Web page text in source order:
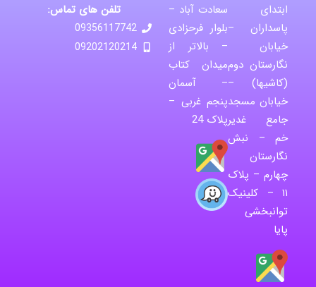
ابتدای
پاسداران –
خیابان
نگارستان دوم
(کاشیها) –
خیابان مسجد
جامع غدیر
خم – نبش
نگارستان
چهارم – پلاک
۱۱ – کلینیک
توانبخشی
پایا
سعادت آباد –
بلوار فرحزادی
– بالاتر از
میدان کتاب
– آسمان
پنجم غربی –
پلاک 24
تلفن های تماس:
09356117742
09202120214